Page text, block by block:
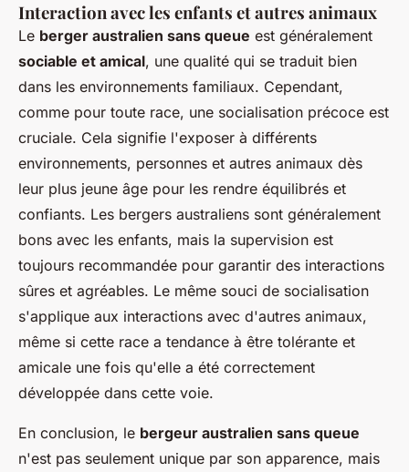
Interaction avec les enfants et autres animaux
Le berger australien sans queue est généralement
sociable et amical, une qualité qui se traduit bien
dans les environnements familiaux. Cependant,
comme pour toute race, une socialisation précoce est
cruciale. Cela signifie l'exposer à différents
environnements, personnes et autres animaux dès
leur plus jeune âge pour les rendre équilibrés et
confiants. Les bergers australiens sont généralement
bons avec les enfants, mais la supervision est
toujours recommandée pour garantir des interactions
sûres et agréables. Le même souci de socialisation
s'applique aux interactions avec d'autres animaux,
même si cette race a tendance à être tolérante et
amicale une fois qu'elle a été correctement
développée dans cette voie.
En conclusion, le bergeur australien sans queue
n'est pas seulement unique par son apparence, mais